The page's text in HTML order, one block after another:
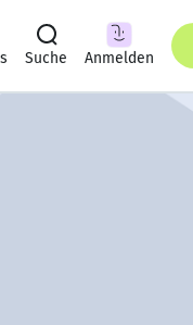
Suche Anmelden